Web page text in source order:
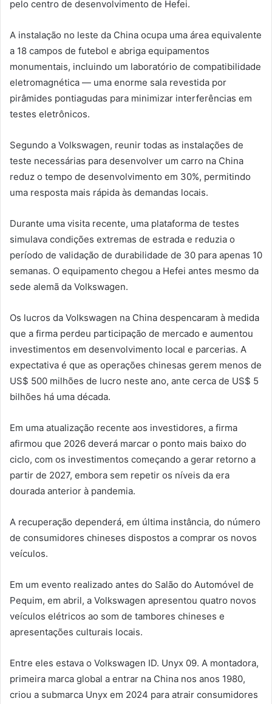
pelo centro de desenvolvimento de Hefei.
A instalação no leste da China ocupa uma área equivalente
a 18 campos de futebol e abriga equipamentos
monumentais, incluindo um laboratório de compatibilidade
eletromagnética — uma enorme sala revestida por
pirâmides pontiagudas para minimizar interferências em
testes eletrônicos.
Segundo a Volkswagen, reunir todas as instalações de
teste necessárias para desenvolver um carro na China
reduz o tempo de desenvolvimento em 30%, permitindo
uma resposta mais rápida às demandas locais.
Durante uma visita recente, uma plataforma de testes
simulava condições extremas de estrada e reduzia o
período de validação de durabilidade de 30 para apenas 10
semanas. O equipamento chegou a Hefei antes mesmo da
sede alemã da Volkswagen.
Os lucros da Volkswagen na China despencaram à medida
que a firma perdeu participação de mercado e aumentou
investimentos em desenvolvimento local e parcerias. A
expectativa é que as operações chinesas gerem menos de
US$ 500 milhões de lucro neste ano, ante cerca de US$ 5
bilhões há uma década.
Em uma atualização recente aos investidores, a firma
afirmou que 2026 deverá marcar o ponto mais baixo do
ciclo, com os investimentos começando a gerar retorno a
partir de 2027, embora sem repetir os níveis da era
dourada anterior à pandemia.
A recuperação dependerá, em última instância, do número
de consumidores chineses dispostos a comprar os novos
veículos.
Em um evento realizado antes do Salão do Automóvel de
Pequim, em abril, a Volkswagen apresentou quatro novos
veículos elétricos ao som de tambores chineses e
apresentações culturais locais.
Entre eles estava o Volkswagen ID. Unyx 09. A montadora,
primeira marca global a entrar na China nos anos 1980,
criou a submarca Unyx em 2024 para atrair consumidores